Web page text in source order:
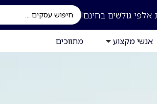
גולשים בחינם!
אנשי מקצוע מתווכים